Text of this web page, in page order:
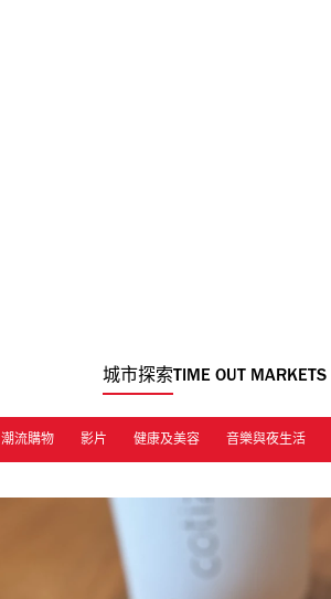
城市探索TIME OUT MARKETS
潮流購物 影片 健康及美容 音樂與夜生活